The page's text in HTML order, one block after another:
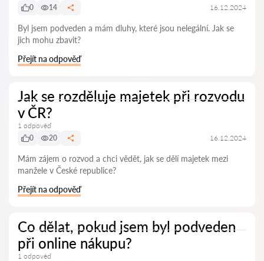
0
14 16.12.2024
Byl jsem podveden a mám dluhy, které jsou nelegální. Jak se
jich mohu zbavit?
Přejít na odpověď
Jak se rozděluje majetek při rozvodu
v ČR?
1 odpověď
0
20 16.12.2024
Mám zájem o rozvod a chci vědět, jak se dělí majetek mezi
manžele v České republice?
Přejít na odpověď
Co dělat, pokud jsem byl podveden
při online nákupu?
1 odpověď